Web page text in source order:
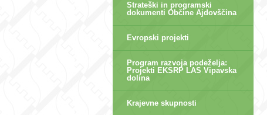
Strateški in programski
dokumenti Občine Ajdovščina
Evropski projekti
Program razvoja podeželja:
Projekti EKSRP LAS Vipavska
dolina
Krajevne skupnosti